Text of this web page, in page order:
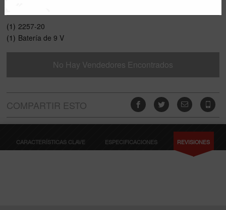
(1) 2257-20
(1) Batería de 9 V
No Hay Vendedores Encontrados
COMPARTIR ESTO
CARACTERÍSTICAS CLAVE ESPECIFICACIONES REVISIONES